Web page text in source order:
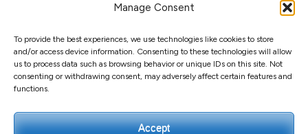
Manage Consent
To provide the best experiences, we use technologies like cookies to store
and/or access device information. Consenting to these technologies will allow
us to process data such as browsing behavior or unique IDs on this site. Not
consenting or withdrawing consent, may adversely affect certain features and
functions.
Accept
rythme libre peut aider les élèves de collège à
combler leurs lacunes en mathématiques. Une
école de votre région accepte de participer à
l’étude pilote.